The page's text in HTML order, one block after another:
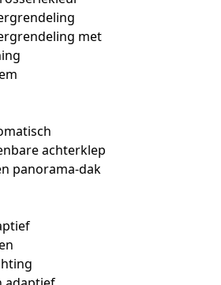
met
achterklep
panorama-dak